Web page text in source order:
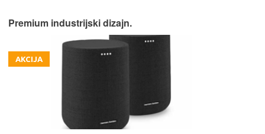
Premium industrijski dizajn.
AKCIJA